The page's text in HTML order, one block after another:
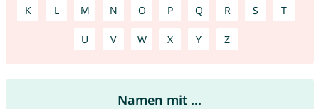
K L M N O P Q R S T
U V W X Y Z
Namen mit ...